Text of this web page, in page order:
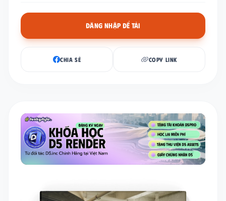
ĐĂNG NHẬP ĐỂ TẢI
CHIA SẺ COPY LINK